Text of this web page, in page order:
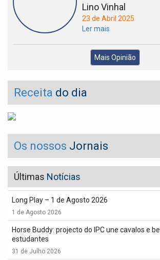
Lino Vinhal
23 de Abril 2025
Ler mais
Mais Opinião
Receita do dia
Os nossos Jornais
Últimas Notícias
Long Play – 1 de Agosto 2026
1 de Agosto 2026
Horse Buddy: projecto do IPC une cavalos e
estudantes
31 de Julho 2026